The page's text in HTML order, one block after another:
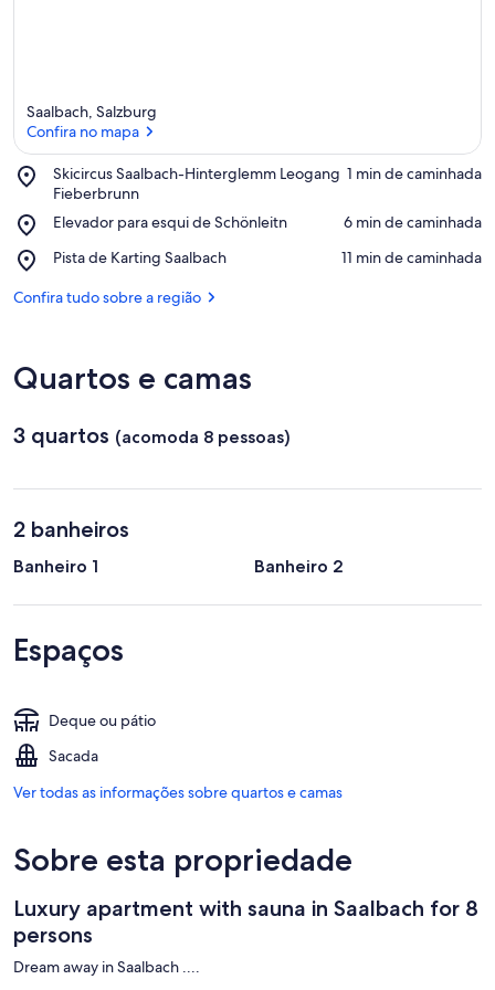
Saalbach, Salzburg
Confira no mapa
Skicircus Saalbach-Hinterglemm Leogang
Fieberbrunn
Place,
Skicircus
Saalbach-
Hinterglemm
Leogang
‪1 min de caminhada‬
Elevador para esqui de Schönleitn
Place,
para
de
‪6 min de caminhada‬
Pista de Karting Saalbach
Place,
de
‪11 min de caminhada‬
Confira tudo sobre a região
Quartos e camas
3 quartos (acomoda 8 pessoas)
2 banheiros
Banheiro 1 Banheiro 2
Espaços
Deque ou pátio
Sacada
Ver todas as informações sobre quartos e camas
Sobre esta propriedade
Luxury apartment with sauna in Saalbach for 8
persons
Dream away in Saalbach ....